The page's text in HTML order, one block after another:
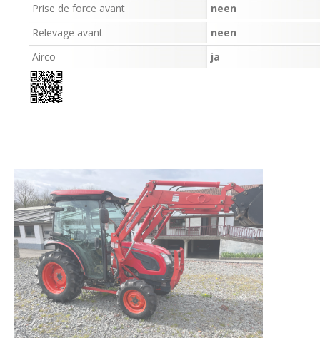
Prise de force avant
neen
Relevage avant
neen
Airco
ja